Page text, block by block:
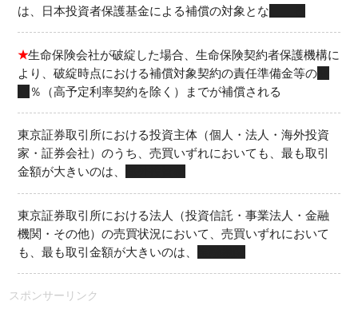
は、日本投資者保護基金による補償の対象とな
★生命保険会社が破綻した場合、生命保険契約者保護機構に
より、破綻時点における補償対象契約の責任準備金等の９
％（高予定利率契約を除く）までが補償される
東京証券取引所における投資主体（個人・法人・海外投資
家・証券会社）のうち、売買いずれにおいても、最も取引
金額が大きいのは、
東京証券取引所における法人（投資信託・事業法人・金融
機関・その他）の売買状況において、売買いずれにおいて
も、最も取引金額が大きいのは、
スポンサーリンク